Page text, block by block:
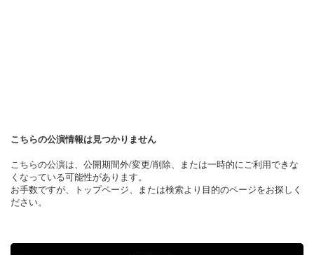
こちらの公演情報は見つかりません
こちらの公演は、公開期間外/変更/削除、または一時的にご利用できな
くなっている可能性があります。
お手数ですが、トップページ、または検索より目的のページをお探しく
ださい。